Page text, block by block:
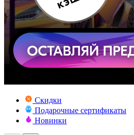
Скидки
Подарочные сертификаты
Новинки